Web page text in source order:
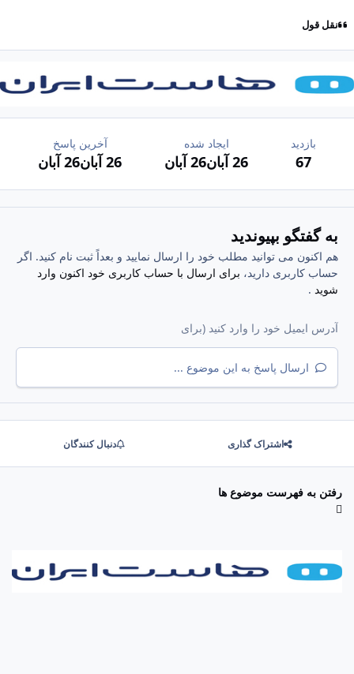
نقل قول
بازدید
67
ایجاد شده
26 آبان 26 آبان
آخرین پاسخ
26 آبان 26 آبان
به گفتگو بپیوندید
هم اکنون می توانید مطلب خود را ارسال نمایید و بعداً ثبت نام کنید. اگر
حساب کاربری دارید، برای ارسال با حساب کاربری خود اکنون وارد
شوید .
ارسال پاسخ به این موضوع ...
اشتراک گذاری دنبال کنندگان
رفتن به فهرست موضوع ها